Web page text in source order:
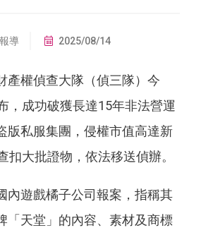
導 2025/08/14
產權偵查大隊（偵三隊）今
，成功破獲長達15年非法營運
版私服集團，侵權市值高達新
扣大批證物，依法移送偵辦。
內遊戲橘子公司報案，指稱其
「天堂」的內容、素材及商標